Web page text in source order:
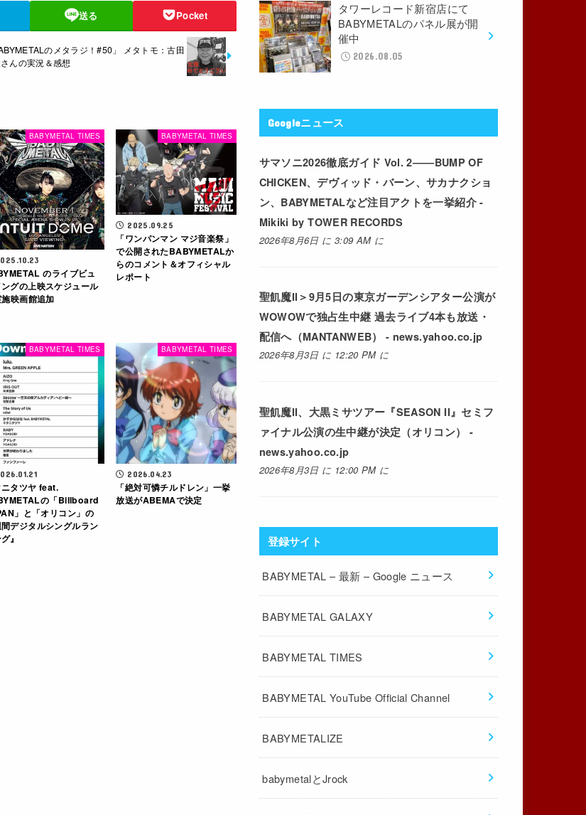
送る Pocket
のメタラジ！#50」 メタトモ：古田
んの実況＆感想
BABYMETAL TIMES
のライブビュ
グの上映スケジュール
映画館追加
BABYMETAL TIMES
2025.09.25
「ワンパンマン マジ音楽祭」
で公開されたBABYMETALか
らのコメント＆オフィシャル
レポート
BABYMETAL TIMES
ニタツヤ feat.
の「Billboard
」と「オリコン」の
間デジタルシングルラン
』
BABYMETAL TIMES
2026.04.23
「絶対可憐チルドレン」一挙
放送がABEMAで決定
タワーレコード新宿店にて
BABYMETALのパネル展が開
催中
2026.08.05
Googleニュース
サマソニ2026徹底ガイド Vol. 2――BUMP OF
CHICKEN、デヴィッド・バーン、サカナクショ
ン、BABYMETALなど注目アクトを一挙紹介 -
Mikiki by TOWER RECORDS
2026年8月6日 に 3:09 AM に
聖飢魔II＞9月5日の東京ガーデンシアター公演が
WOWOWで独占生中継 過去ライブ4本も放送・
配信へ（MANTANWEB） - news.yahoo.co.jp
2026年8月3日 に 12:20 PM に
聖飢魔II、大黒ミサツアー『SEASON II』セミフ
ァイナル公演の生中継が決定（オリコン） -
news.yahoo.co.jp
2026年8月3日 に 12:00 PM に
登録サイト
BABYMETAL – 最新 – Google ニュース
BABYMETAL GALAXY
BABYMETAL TIMES
BABYMETAL YouTube Official Channel
BABYMETALIZE
babymetalとJrock